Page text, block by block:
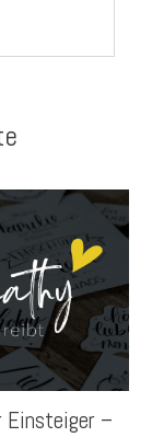
Einsteiger –